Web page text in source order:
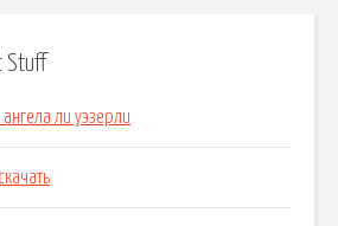
Stuff
ангела ли уэзерли